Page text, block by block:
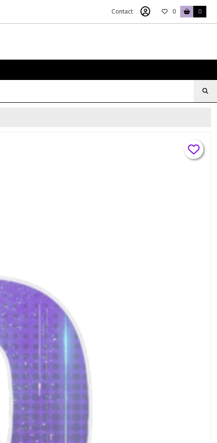
Contact 0 0